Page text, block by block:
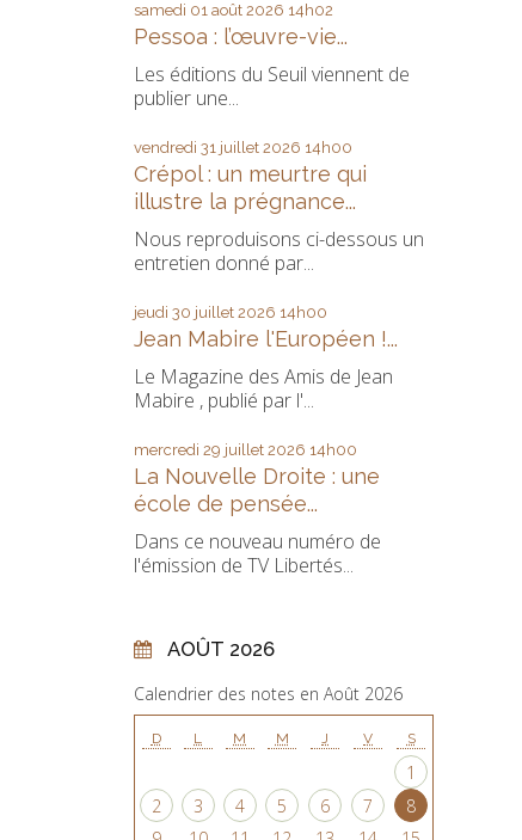
samedi 01 août 2026 14h02
Pessoa : l’œuvre-vie...
Les éditions du Seuil viennent de
publier une...
vendredi 31 juillet 2026 14h00
Crépol : un meurtre qui
illustre la prégnance...
Nous reproduisons ci-dessous un
entretien donné par...
jeudi 30 juillet 2026 14h00
Jean Mabire l'Européen !...
Le Magazine des Amis de Jean
Mabire , publié par l'...
mercredi 29 juillet 2026 14h00
La Nouvelle Droite : une
école de pensée...
Dans ce nouveau numéro de
l'émission de TV Libertés...
AOÛT 2026
Calendrier des notes en Août 2026
D L M M J V S
1
2
3 4 5 6 7
8